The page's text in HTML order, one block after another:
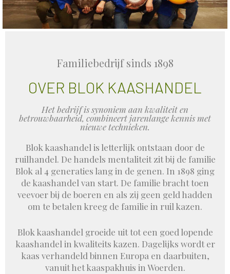
Familiebedrijf sinds 1898
OVER BLOK KAASHANDEL
Het bedrijf is synoniem aan kwaliteit en
betrouwbaarheid, combineert jarenlange kennis met
nieuwe technieken.
Blok kaashandel is letterlijk ontstaan door de
ruilhandel. De handels mentaliteit zit bij de familie
Blok al 4 generaties lang in de genen. In 1898 ging
de kaashandel van start. De familie bracht toen
veevoer bij de boeren en als zij geen geld hadden
om te betalen kreeg de familie in ruil kazen.
Blok kaashandel groeide uit tot een goed lopende
kaashandel in kwaliteits kazen. Dagelijks wordt er
kaas verhandeld binnen Europa en daarbuiten,
vanuit het kaaspakhuis in Woerden.